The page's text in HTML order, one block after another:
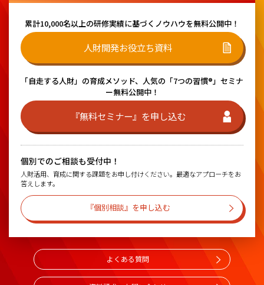
累計10,000名以上の研修実績に基づく ノウハウを無料公開中！
人財開発お役立ち資料
「自走する人財」の育成メソッド、 人気の「7つの習慣®」セミナ
ー無料公開中！
『無料セミナー』を申し込む
個別でのご相談も受付中！
人財活用、育成に関する課題をお申し付けください。最適なアプローチをお
答えします。
『個別相談』を申し込む
よくある質問